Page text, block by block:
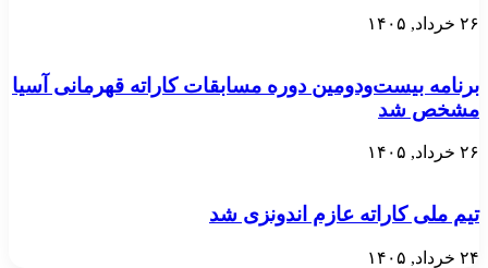
۲۶ خرداد, ۱۴۰۵
برنامه بیست‌ودومین دوره مسابقات کاراته قهرمانی آسیا
مشخص شد
۲۶ خرداد, ۱۴۰۵
تیم ملی کاراته عازم اندونزی شد
۲۴ خرداد, ۱۴۰۵